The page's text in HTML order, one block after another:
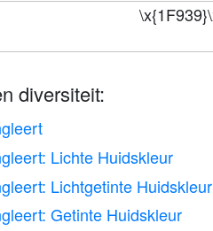
diversiteit:
Lichte Huidskleur
Lichtgetinte Huidskleur
Getinte Huidskleur